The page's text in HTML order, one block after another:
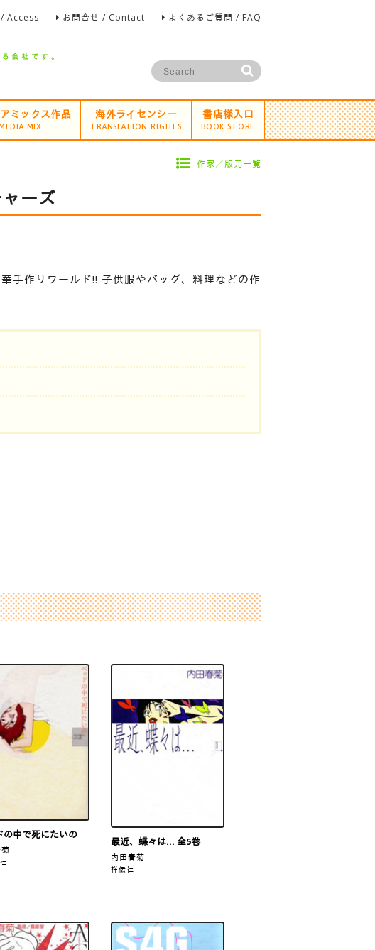
Access お問合せ / Contact よくあるご質問 / FAQ
ミックス作品
MIX
海外ライセンシー
TRANSLATION RIGHTS
書店様入口
BOOK STORE
作家／版元一覧
ーズ
手作りワールド!! 子供服やバッグ、料理などの作
の中で死にたいの
最近、蝶々は… 全5巻
内田春菊
祥伝社